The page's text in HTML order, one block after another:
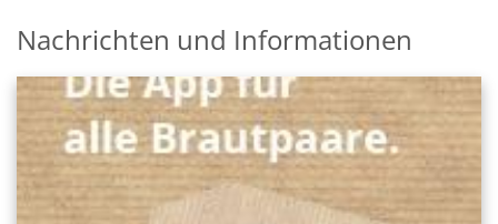
Nachrichten und Informationen